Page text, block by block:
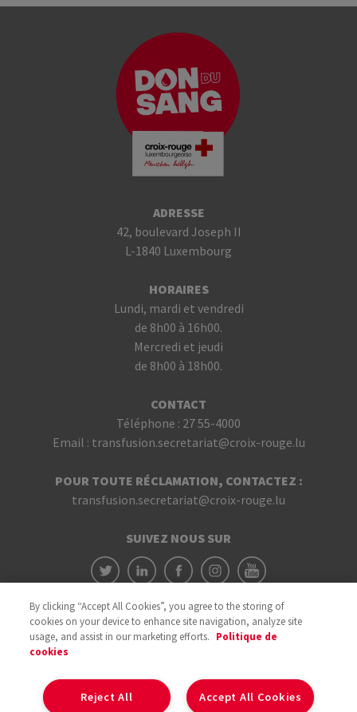
ADRESSE
42, boulevard Joseph II
L-1840 Luxembourg
HORAIRES
Lundi, mardi et vendredi
de 8h00 à 16h00.
Mercredi et jeudi
de 8h00 à 18h00.
CONTACT
Téléphone : 27 55-4000
Email : transfusion.secretariat@croix-rouge.lu
POUR TOUTE RÉCLAMATION, CONTACTEZ :
transfusion.secretariat@croix-rouge.lu
SUIVEZ NOUS SUR
By clicking “Accept All Cookies”, you agree to the storing of
cookies on your device to enhance site navigation, analyze site
usage, and assist in our marketing efforts. Politique de
cookies
Accept All Cookies
Reject All